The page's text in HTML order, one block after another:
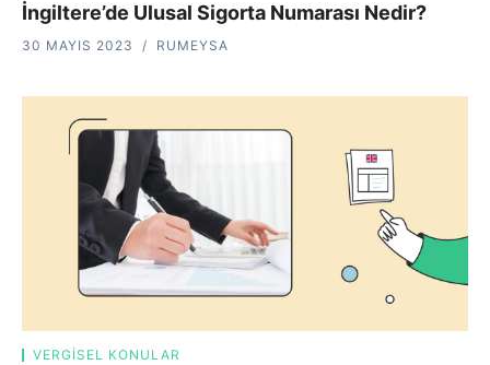
İngiltere’de Ulusal Sigorta Numarası Nedir?
30 MAYIS 2023 RUMEYSA
VERGISEL KONULAR